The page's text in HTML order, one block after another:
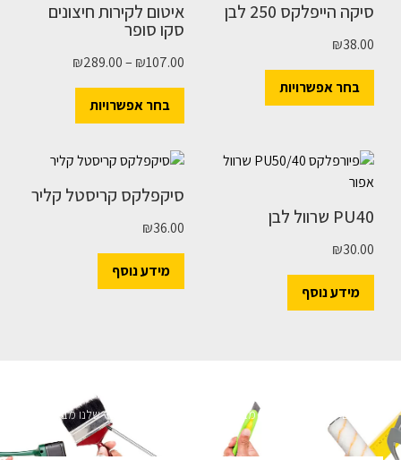
סיקה הייפלקס 250 לבן
₪38.00
בחר אפשרויות
איטום לקירות חיצונים
סקו סופר
₪107.00
–
₪289.00
בחר אפשרויות
PU40 שרוול לבן
₪30.00
מידע נוסף
סיקפלקס קריסטל קליר
₪36.00
מידע נוסף
השארו מעודכנים
מעוניינים לקבל עדכונים על מבצעים והנחות הירשמו לניוזלטר שלנו מבטיחים לא